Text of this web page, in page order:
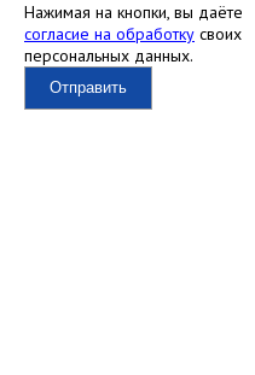
Нажимая на кнопки, вы даёте
согласие на обработку своих
персональных данных.
Отправить